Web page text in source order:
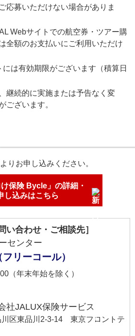
応募いただけない場合がありま
Webサイトでの航空券・ツアー購
全額のお支払いにご利用いただけ
には有効期限がございます（積算日
継続的に実施または予告なく変
ございます。
りお申し込みください。
け保険 Bycle」の詳細・
し込みはこちら
い合わせ・ご相談先］
センター
リーコール）
（年末年始を除く）
社JALUX保険サービス
川区東品川2-3-14 東京フロントテ